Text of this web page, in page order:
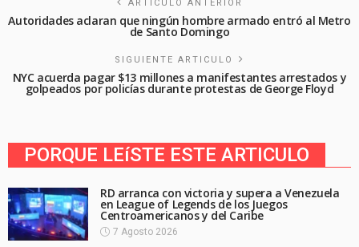
ARTÍCULO ANTERIOR
Autoridades aclaran que ningún hombre armado entró al Metro
de Santo Domingo
SIGUIENTE ARTICULO
NYC acuerda pagar $13 millones a manifestantes arrestados y
golpeados por policías durante protestas de George Floyd
PORQUE LEíSTE ESTE ARTICULO
RD arranca con victoria y supera a Venezuela
en League of Legends de los Juegos
Centroamericanos y del Caribe
7 Agosto 2026